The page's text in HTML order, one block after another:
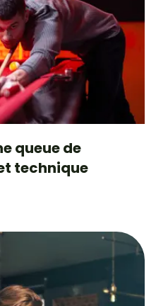
queue de
technique